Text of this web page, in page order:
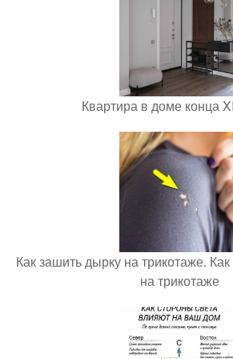
Квартира в доме конца
Как зашить дырку на трикотаже.
на трикотаже